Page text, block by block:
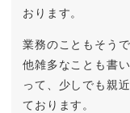
おります。
業務のこともそう
他雑多なことも書
って、少しでも親
ております。